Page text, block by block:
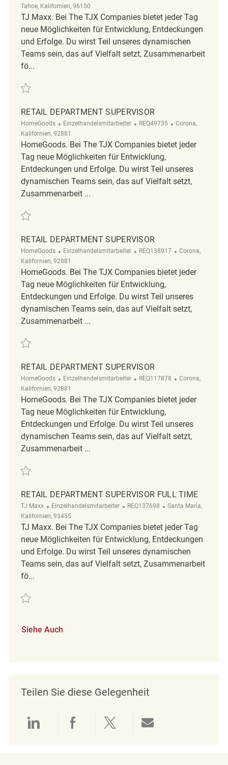
Tahoe, Kalifornien, 96150
TJ Maxx. Bei The TJX Companies bietet jeder Tag
neue Möglichkeiten für Entwicklung, Entdeckungen
und Erfolge. Du wirst Teil unseres dynamischen
Teams sein, das auf Vielfalt setzt, Zusammenarbeit
fö...
Retten Retail Department Supervisor REQ130823
RETAIL DEPARTMENT SUPERVISOR
HomeGoods Kategorie
Einzelhandelsmitarbeiter ReqId
REQ49735 Ort
Corona,
Kalifornien, 92881
HomeGoods. Bei The TJX Companies bietet jeder
Tag neue Möglichkeiten für Entwicklung,
Entdeckungen und Erfolge. Du wirst Teil unseres
dynamischen Teams sein, das auf Vielfalt setzt,
Zusammenarbeit ...
Retten Retail Department Supervisor REQ49735
RETAIL DEPARTMENT SUPERVISOR
HomeGoods Kategorie
Einzelhandelsmitarbeiter ReqId
REQ138917 Ort
Corona,
Kalifornien, 92881
HomeGoods. Bei The TJX Companies bietet jeder
Tag neue Möglichkeiten für Entwicklung,
Entdeckungen und Erfolge. Du wirst Teil unseres
dynamischen Teams sein, das auf Vielfalt setzt,
Zusammenarbeit ...
Retten Retail Department Supervisor REQ138917
RETAIL DEPARTMENT SUPERVISOR
HomeGoods Kategorie
Einzelhandelsmitarbeiter ReqId
REQ117878 Ort
Corona,
Kalifornien, 92881
HomeGoods. Bei The TJX Companies bietet jeder
Tag neue Möglichkeiten für Entwicklung,
Entdeckungen und Erfolge. Du wirst Teil unseres
dynamischen Teams sein, das auf Vielfalt setzt,
Zusammenarbeit ...
Retten Retail Department Supervisor REQ117878
RETAIL DEPARTMENT SUPERVISOR FULL TIME
TJ Maxx Kategorie
Einzelhandelsmitarbeiter ReqId
REQ137698 Ort
Santa Maria,
Kalifornien, 93455
TJ Maxx. Bei The TJX Companies bietet jeder Tag
neue Möglichkeiten für Entwicklung, Entdeckungen
und Erfolge. Du wirst Teil unseres dynamischen
Teams sein, das auf Vielfalt setzt, Zusammenarbeit
fö...
Retten Retail Department Supervisor Full Time REQ137698
Siehe Auch
Teilen Sie diese Gelegenheit
Über LinkedIn teilen
Über Facebook teilen
Über Twitter teilen